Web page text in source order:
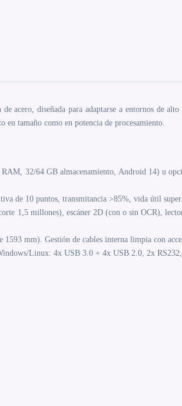
acero, diseñada para adaptarse a entornos de
tamaño como en potencia de procesamiento.
32/64 GB almacenamiento, Android 14) u
de 10 puntos, transmitancia >85%, vida útil
1,5 millones), escáner 2D (con o sin OCR),
mm). Gestión de cables interna limpia con
Linux: 4x USB 3.0 + 4x USB 2.0, 2x